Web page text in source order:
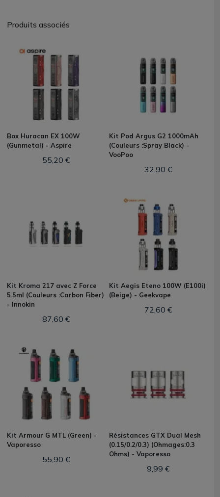
Produits associés
Box Huracan EX 100W
(Gunmetal) - Aspire
55,20 €
Kit Pod Argus G2 1000mAh
(Couleurs :Spray Black) -
VooPoo
32,90 €
Kit Kroma 217 avec Z Force
5.5ml (Couleurs :Carbon Fiber)
- Innokin
87,60 €
Kit Aegis Eteno 100W (E100i)
(Beige) - Geekvape
72,60 €
Kit Armour G MTL (Green) -
Vaporesso
55,90 €
Résistances GTX Dual Mesh
(0.15/0.2/0.3) (Ohmages:0.3
Ohms) - Vaporesso
9,99 €